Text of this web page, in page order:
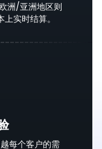
洲/亚洲地区则
实时结算。
每个客户的需